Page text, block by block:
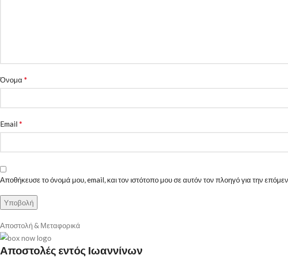
Όνομα *
Email *
Αποθήκευσε το όνομά μου, email, και τον ιστότοπο μου σε αυτόν τον πλοηγό για την
Αποστολή & Μεταφορικά
Αποστολές εντός Ιωαννίνων